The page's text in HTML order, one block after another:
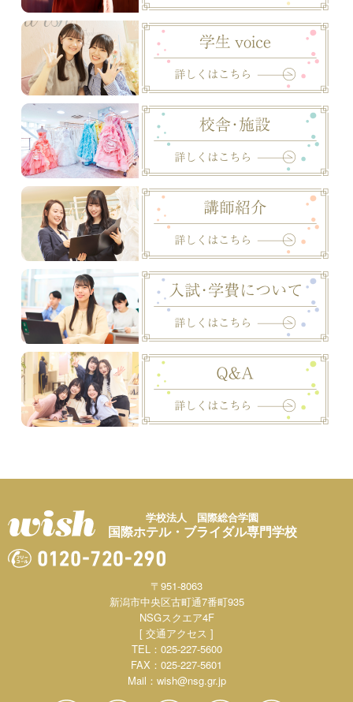
学校法人 国際総合学園
国際ホテル・ブライダル専門学校
〒951-8063
新潟市中央区古町通7番町935
NSGスクエア4F
[ 交通アクセス ]
TEL：025-227-5600
FAX：025-227-5601
Mail： wish@nsg.gr.jp